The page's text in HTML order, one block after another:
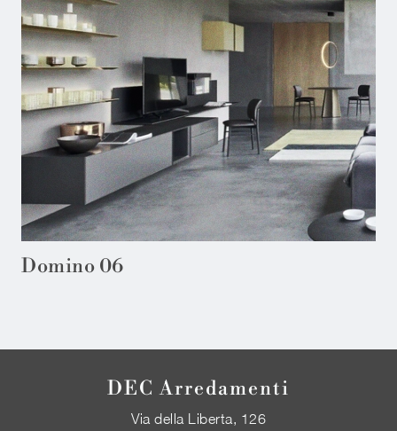
Domino 06
DEC Arredamenti
Via della Liberta, 126